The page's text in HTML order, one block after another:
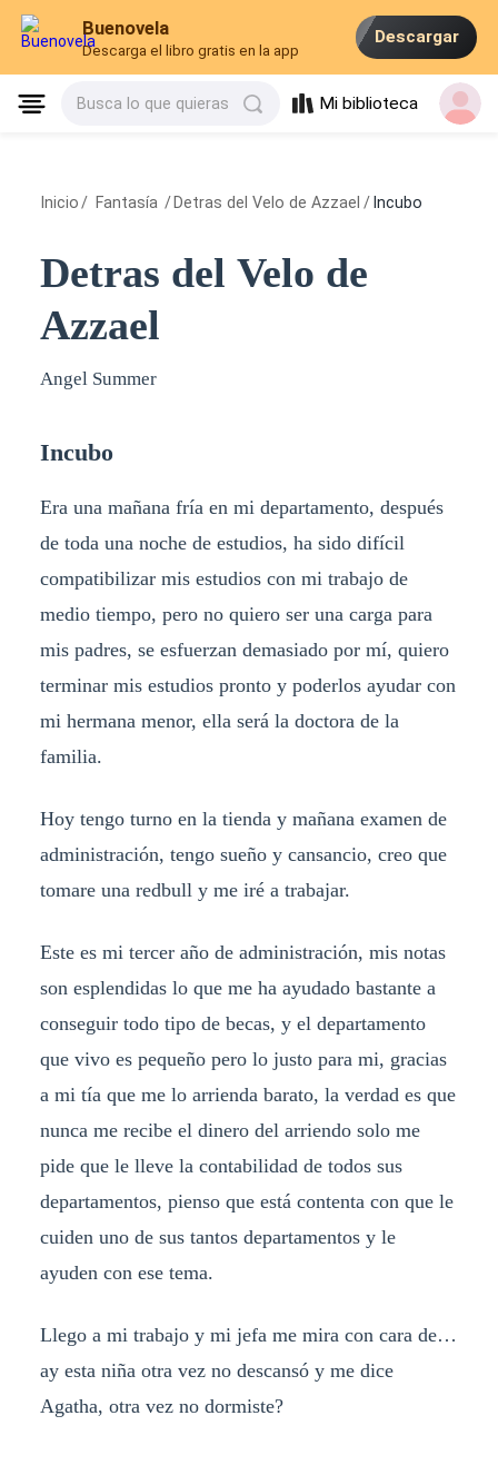
Buenovela
Descarga el libro gratis en la app
Descargar
Busca lo que quieras Mi biblioteca
Inicio / Fantasía / Detras del Velo de Azzael / Incubo
Detras del Velo de
Azzael
Angel Summer
Incubo
Era una mañana fría en mi departamento, después
de toda una noche de estudios, ha sido difícil
compatibilizar mis estudios con mi trabajo de
medio tiempo, pero no quiero ser una carga para
mis padres, se esfuerzan demasiado por mí, quiero
terminar mis estudios pronto y poderlos ayudar con
mi hermana menor, ella será la doctora de la
familia.
Hoy tengo turno en la tienda y mañana examen de
administración, tengo sueño y cansancio, creo que
tomare una redbull y me iré a trabajar.
Este es mi tercer año de administración, mis notas
son esplendidas lo que me ha ayudado bastante a
conseguir todo tipo de becas, y el departamento
que vivo es pequeño pero lo justo para mi, gracias
a mi tía que me lo arrienda barato, la verdad es que
nunca me recibe el dinero del arriendo solo me
pide que le lleve la contabilidad de todos sus
departamentos, pienso que está contenta con que le
cuiden uno de sus tantos departamentos y le
ayuden con ese tema.
Llego a mi trabajo y mi jefa me mira con cara de…
ay esta niña otra vez no descansó y me dice
Agatha, otra vez no dormiste?